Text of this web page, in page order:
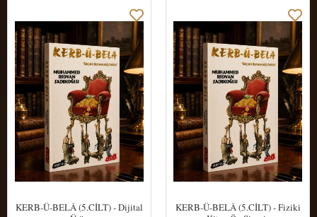
KERB-Ü-BELÂ (5.CİLT) - Dijital
KERB-Ü-BELÂ (5.CİLT) - Fiziki